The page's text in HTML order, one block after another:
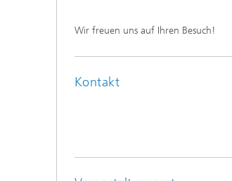
Wir freuen uns auf Ihren Besuch!
Kontakt